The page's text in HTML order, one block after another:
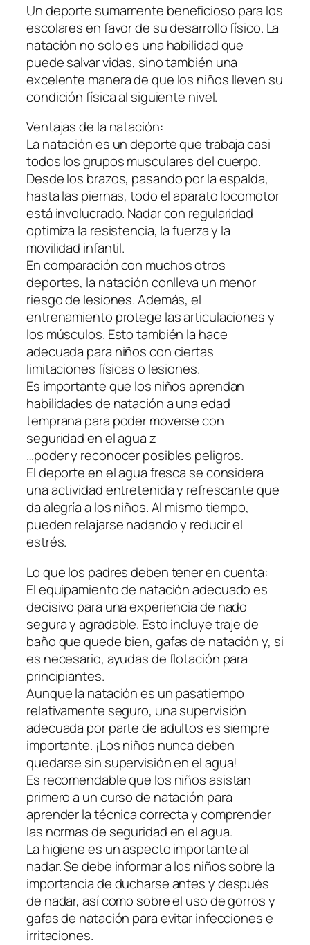
Un deporte sumamente beneficioso para los
escolares en favor de su desarrollo físico. La
natación no solo es una habilidad que
puede salvar vidas, sino también una
excelente manera de que los niños lleven su
condición física al siguiente nivel.
Ventajas de la natación:
La natación es un deporte que trabaja casi
todos los grupos musculares del cuerpo.
Desde los brazos, pasando por la espalda,
hasta las piernas, todo el aparato locomotor
está involucrado. Nadar con regularidad
optimiza la resistencia, la fuerza y la
movilidad infantil.
En comparación con muchos otros
deportes, la natación conlleva un menor
riesgo de lesiones. Además, el
entrenamiento protege las articulaciones y
los músculos. Esto también la hace
adecuada para niños con ciertas
limitaciones físicas o lesiones.
Es importante que los niños aprendan
habilidades de natación a una edad
temprana para poder moverse con
seguridad en el agua z
…poder y reconocer posibles peligros.
El deporte en el agua fresca se considera
una actividad entretenida y refrescante que
da alegría a los niños. Al mismo tiempo,
pueden relajarse nadando y reducir el
estrés.
Lo que los padres deben tener en cuenta:
El equipamiento de natación adecuado es
decisivo para una experiencia de nado
segura y agradable. Esto incluye traje de
baño que quede bien, gafas de natación y, si
es necesario, ayudas de flotación para
principiantes.
Aunque la natación es un pasatiempo
relativamente seguro, una supervisión
adecuada por parte de adultos es siempre
importante. ¡Los niños nunca deben
quedarse sin supervisión en el agua!
Es recomendable que los niños asistan
primero a un curso de natación para
aprender la técnica correcta y comprender
las normas de seguridad en el agua.
La higiene es un aspecto importante al
nadar. Se debe informar a los niños sobre la
importancia de ducharse antes y después
de nadar, así como sobre el uso de gorros y
gafas de natación para evitar infecciones e
irritaciones.